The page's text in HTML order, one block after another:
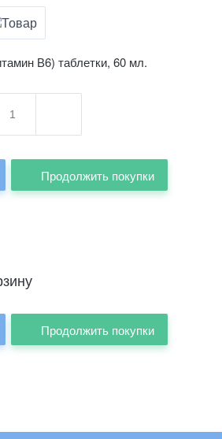
В6) таблетки, 60 мл.
Продолжить покупки
Продолжить покупки